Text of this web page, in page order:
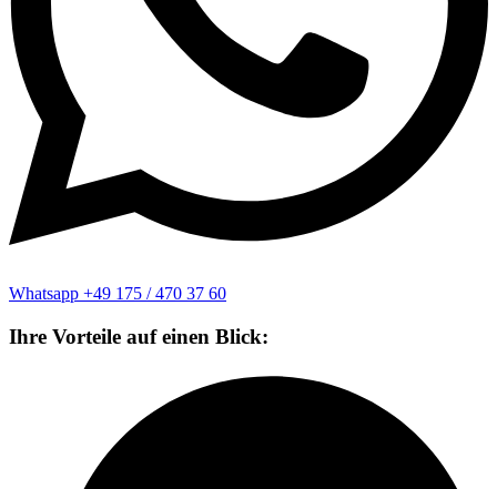
Whatsapp +49 175 / 470 37 60
Ihre Vorteile auf einen Blick: